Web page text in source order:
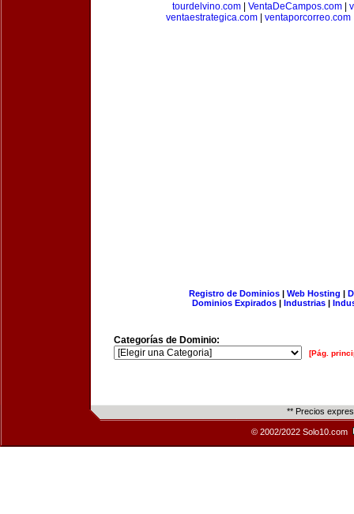
tourdelvino.com| VentaDeCampos.com|
ventaestrategica.com| ventaporcorreo.com
Registro de Dominios| Web Hosting |
Dominios Expirados | Industrias |
Categorías de Dominio:
[Pág.
** Precios
© 2002/2022 Solo10.com